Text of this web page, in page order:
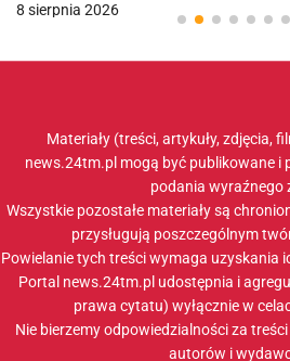
8 sierpnia 2026
Materiały (treści, artykuły, zdjęcia,
news.24tm.pl mogą być publikowane i
podania wyraźnego
Wszystkie pozostałe materiały są
przysługują poszczególnym
Powielanie tych treści wymaga uzyskania
Portal news.24tm.pl udostępnia i
prawa cytatu) wyłącznie w
Nie bierzemy odpowiedzialności za
autorów i